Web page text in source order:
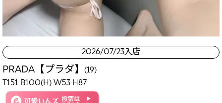
2026/07/23入店
PRADA【プラダ】
(19)
T151 B100(H) W53 H87